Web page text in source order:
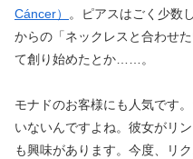
Cáncer）
。ピアスはごく少数
からの「ネックレスと合わせ
て創り始めたとか……。
モナドのお客様にも人気です
いないんですよね。彼女がリ
も興味があります。今度、リ